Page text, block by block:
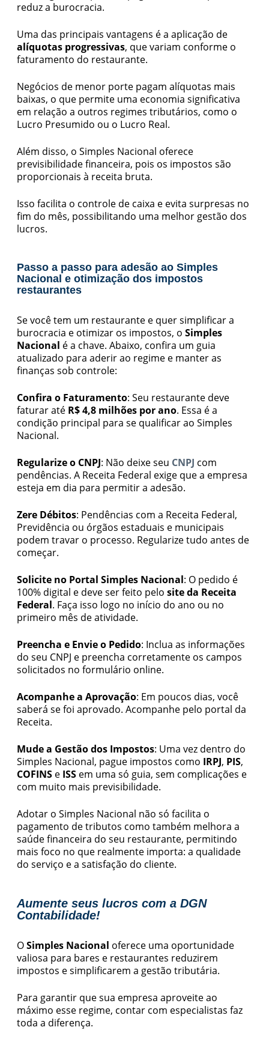
reduz a burocracia.
Uma das principais vantagens é a aplicação de
alíquotas progressivas, que variam conforme o
faturamento do restaurante.
Negócios de menor porte pagam alíquotas mais
baixas, o que permite uma economia significativa
em relação a outros regimes tributários, como o
Lucro Presumido ou o Lucro Real.
Além disso, o Simples Nacional oferece
previsibilidade financeira, pois os impostos são
proporcionais à receita bruta.
Isso facilita o controle de caixa e evita surpresas no
fim do mês, possibilitando uma melhor gestão dos
lucros.
Passo a passo para adesão ao Simples
Nacional e otimização dos impostos
restaurantes
Se você tem um restaurante e quer simplificar a
burocracia e otimizar os impostos, o Simples
Nacional é a chave. Abaixo, confira um guia
atualizado para aderir ao regime e manter as
finanças sob controle:
Confira o Faturamento: Seu restaurante deve
faturar até R$ 4,8 milhões por ano. Essa é a
condição principal para se qualificar ao Simples
Nacional.
Regularize o CNPJ: Não deixe seu CNPJ com
pendências. A Receita Federal exige que a empresa
esteja em dia para permitir a adesão.
Zere Débitos: Pendências com a Receita Federal,
Previdência ou órgãos estaduais e municipais
podem travar o processo. Regularize tudo antes de
começar.
Solicite no Portal Simples Nacional: O pedido é
100% digital e deve ser feito pelo site da Receita
Federal. Faça isso logo no início do ano ou no
primeiro mês de atividade.
Preencha e Envie o Pedido: Inclua as informações
do seu CNPJ e preencha corretamente os campos
solicitados no formulário online.
Acompanhe a Aprovação: Em poucos dias, você
saberá se foi aprovado. Acompanhe pelo portal da
Receita.
Mude a Gestão dos Impostos: Uma vez dentro do
Simples Nacional, pague impostos como IRPJ, PIS,
COFINS e ISS em uma só guia, sem complicações e
com muito mais previsibilidade.
Adotar o Simples Nacional não só facilita o
pagamento de tributos como também melhora a
saúde financeira do seu restaurante, permitindo
mais foco no que realmente importa: a qualidade
do serviço e a satisfação do cliente.
Aumente seus lucros com a DGN
Contabilidade!
OSimples Nacional oferece uma oportunidade
valiosa para bares e restaurantes reduzirem
impostos e simplificarem a gestão tributária.
Para garantir que sua empresa aproveite ao
máximo esse regime, contar com especialistas faz
toda a diferença.